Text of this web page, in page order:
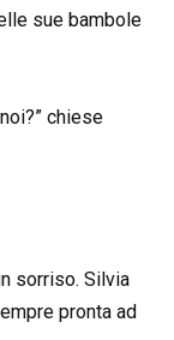
sue bambole
chiese
sorriso. Silvia
pronta ad